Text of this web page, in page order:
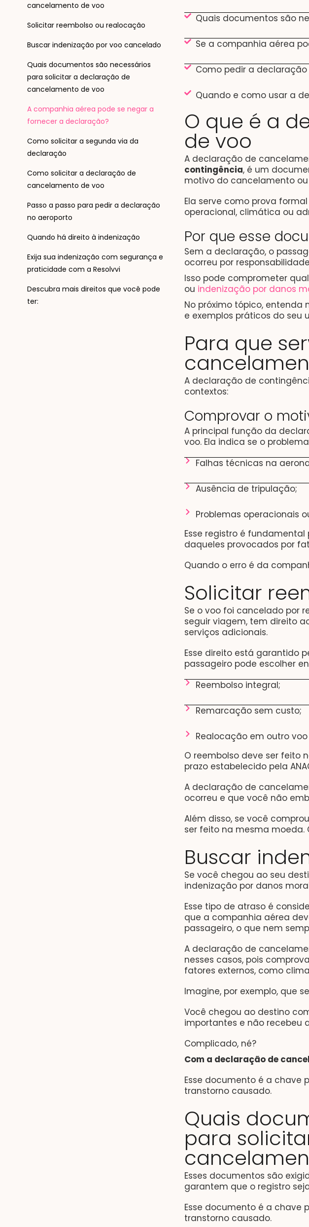
cancelamento de voo
Solicitar reembolso ou realocação
Buscar indenização por voo cancelado
Quais documentos são necessários
para solicitar a declaração de
cancelamento de voo
A companhia aérea pode se negar a
fornecer a declaração?
Como solicitar a segunda via da
declaração
Como solicitar a declaração de
cancelamento de voo
Passo a passo para pedir a declaração
no aeroporto
Quando há direito à indenização
Exija sua indenização com segurança e
praticidade com a Resolvvi
Descubra mais direitos que você pode
ter:
Cargo:COO na Resolvvi · Advogado
Quais documentos são
Se a companhia aérea
Como pedir a
Quando e como usar a
O que é a
de voo
A declaração de
contingência, é um
motivo do cancelamento
Ela serve como prova
operacional, climática ou
Por que esse
Sem a declaração, o
ocorreu por
Isso pode comprometer
ou indenização por danos
No próximo tópico,
e exemplos práticos do seu
Para que
A declaração de
contextos:
Comprovar o
A principal função da
voo. Ela indica se o
Falhas técnicas na
Ausência de tripulação;
Problemas operacionais
Esse registro é
daqueles provocados por
Quando o erro é da
Solicitar
Se o voo foi cancelado por
seguir viagem, tem direito
serviços adicionais.
Esse direito está garantido
passageiro pode escolher
Reembolso integral;
Remarcação sem custo;
Realocação em outro
O reembolso deve ser feito
prazo estabelecido pela
A declaração de
ocorreu e que você não
Além disso, se você
ser feito na mesma moeda.
Buscar
Se você chegou ao seu
indenização por danos
Esse tipo de atraso é
que a companhia aérea
passageiro, o que nem
A declaração de
nesses casos, pois
fatores externos, como
Imagine, por exemplo, que
Você chegou ao destino
importantes e não recebeu
Complicado, né?
Com a declaração de
Esse documento é a chave
transtorno causado.
Quais
para
Esses documentos são
garantem que o registro
Esse documento é a chave
transtorno causado.